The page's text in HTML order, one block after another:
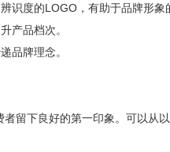
识度的LOGO，有助于品牌形象
产品档次。
品牌理念。
留下良好的第一印象。可以从以